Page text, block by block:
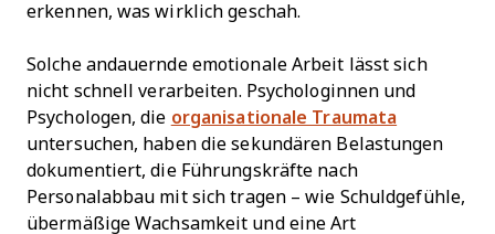
erkennen, was wirklich geschah.
Solche andauernde emotionale Arbeit lässt sich
nicht schnell verarbeiten. Psychologinnen und
Psychologen, die organisationale Traumata
untersuchen, haben die sekundären Belastungen
dokumentiert, die Führungskräfte nach
Personalabbau mit sich tragen – wie Schuldgefühle,
übermäßige Wachsamkeit und eine Art